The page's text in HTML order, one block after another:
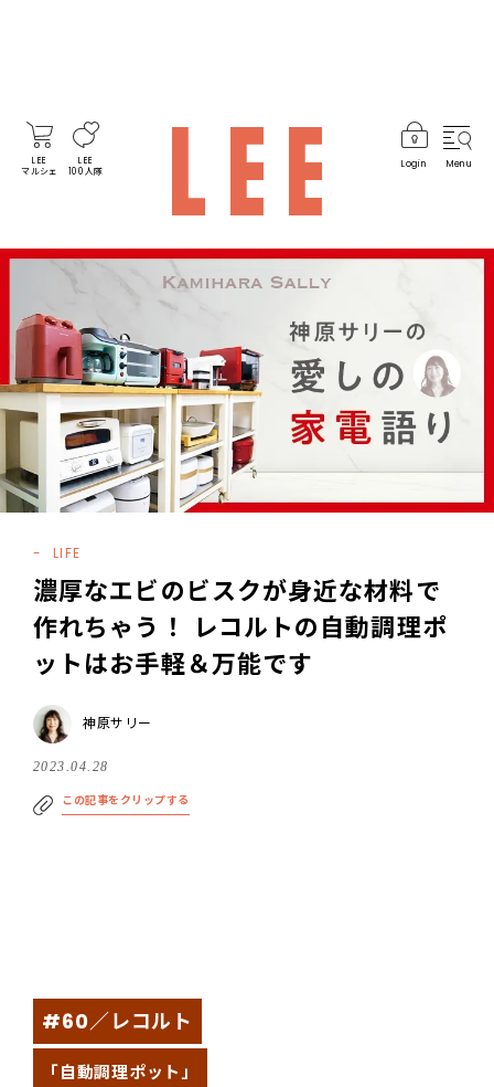
LEE
マルシェ
LEE
100人隊
Login Menu
LIFE
濃厚なエビのビスクが身近な材料で
作れちゃう！ レコルトの自動調理ポ
ットはお手軽＆万能です
神原サリー
2023.04.28
この記事をクリップする
#60／レコルト
「自動調理ポット」